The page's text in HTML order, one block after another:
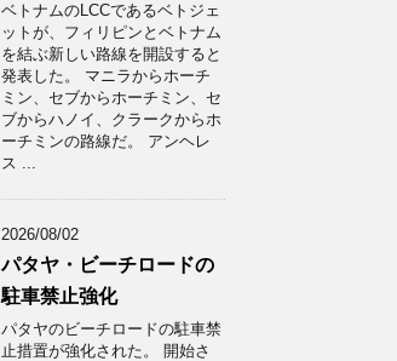
ベトナムのLCCであるベトジェ
ットが、フィリピンとベトナム
を結ぶ新しい路線を開設すると
発表した。 マニラからホーチ
ミン、セブからホーチミン、セ
ブからハノイ、クラークからホ
ーチミンの路線だ。 アンヘレ
ス ...
2026/08/02
パタヤ・ビーチロードの
駐車禁止強化
パタヤのビーチロードの駐車禁
止措置が強化された。 開始さ